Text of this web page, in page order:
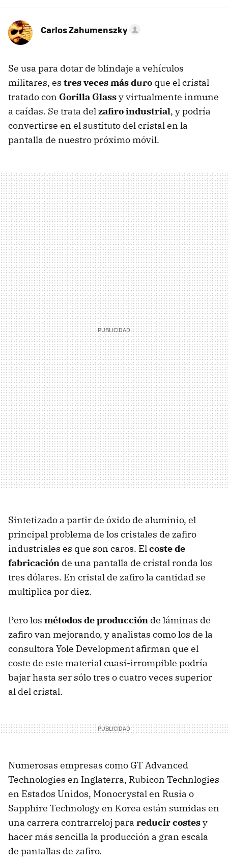
Carlos Zahumenszky
Se usa para dotar de blindaje a vehículos
militares, es tres veces más duro que el cristal
tratado con Gorilla Glassy virtualmente inmune
a caídas. Se trata delzafiro industrial, y podría
convertirse en el sustituto del cristal en la
pantalla de nuestro próximo móvil.
Sintetizado a partir de óxido de aluminio, el
principal problema de los cristales de zafiro
industriales es que son caros. Elcoste de
fabricación de una pantalla de cristal ronda los
tres dólares. En cristal de zafiro la cantidad se
multiplica por diez.
Pero los métodos de producción de láminas de
zafiro van mejorando, y analistas como los de la
consultora Yole Development afirman que el
coste de este material cuasi-irrompible podría
bajar hasta ser sólo tres o cuatro veces superior
al del cristal.
Numerosas empresas como GT Advanced
Technologies en Inglaterra, Rubicon Technlogies
en Estados Unidos, Monocrystal en Rusia o
Sapphire Technology en Korea están sumidas en
una carrera contrarreloj para reducir costesy
hacer más sencilla la producción a gran escala
de pantallas de zafiro.